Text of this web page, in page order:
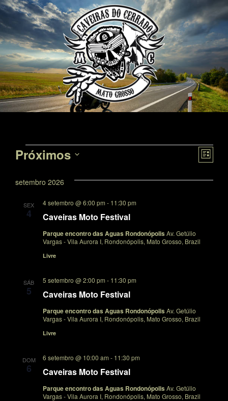
de
Lista
Próximos
data.
setembro 2026
SEX
4 Caveiras Moto Festival
4 setembro @ 6:00 pm - 11:30 pm
Parque encontro das Aguas Rondonópolis Av. Getúlio
Vargas - Vila Aurora I, Rondonópolis, Mato Grosso, Brazil
Livre
SÁB
5 Caveiras Moto Festival
5 setembro @ 2:00 pm - 11:30 pm
Parque encontro das Aguas Rondonópolis Av. Getúlio
Vargas - Vila Aurora I, Rondonópolis, Mato Grosso, Brazil
Livre
DOM
6 Caveiras Moto Festival
6 setembro @ 10:00 am - 11:30 pm
Parque encontro das Aguas Rondonópolis Av. Getúlio
Vargas - Vila Aurora I, Rondonópolis, Mato Grosso, Brazil